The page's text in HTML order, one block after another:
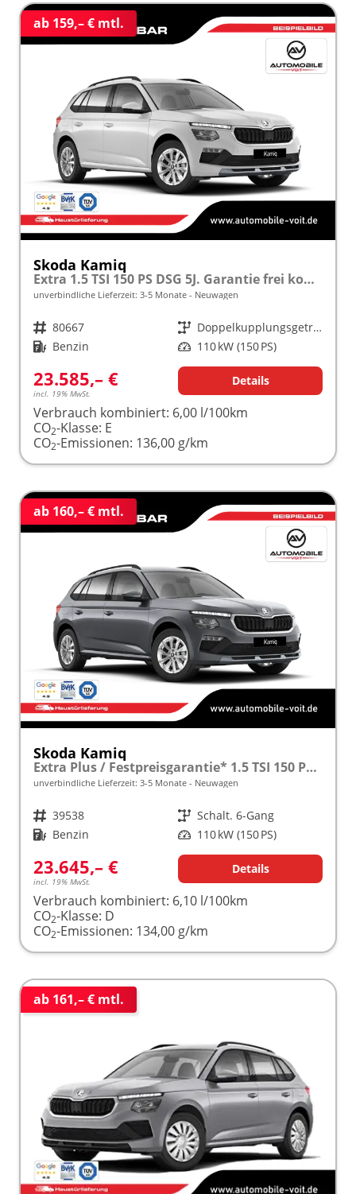
ab 159,– € mtl.
Skoda Kamiq
Extra 1.5 TSI 150 PS DSG 5J. Garantie frei konfigurierbar!
unverbindliche Lieferzeit: 3-5 Monate Neuwagen
Fahrzeugnr. 80667 Getriebe
Doppelkupplungsgetriebe (DSG)
Kraftstoff Benzin Leistung 110 kW (150 PS)
23.585,– €
incl. 19% MwSt.
Details
Verbrauch kombiniert: 6,00 l/100km
CO2-Klasse: E
CO2-Emissionen: 136,00 g/km
ab 160,– € mtl.
Skoda Kamiq
Extra Plus / Festpreisgarantie* 1.5 TSI 150 PS frei konfigurierbar!
unverbindliche Lieferzeit: 3-5 Monate Neuwagen
Fahrzeugnr. 39538 Getriebe Schalt. 6-Gang
Kraftstoff Benzin Leistung 110 kW (150 PS)
23.645,– €
incl. 19% MwSt.
Details
Verbrauch kombiniert: 6,10 l/100km
CO2-Klasse: D
CO2-Emissionen: 134,00 g/km
ab 161,– € mtl.